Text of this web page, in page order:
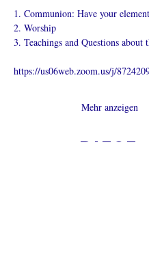
1. Communion: Have your
2. Worship
3. Teachings and Questions about
https://us06web.zoom.us/j/
Mehr anzeigen
Diese